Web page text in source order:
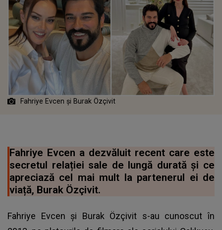
Fahriye Evcen și Burak Özçivit
Fahriye Evcen a dezvăluit recent care este
secretul relației sale de lungă durată și ce
apreciază cel mai mult la partenerul ei de
viață, Burak Özçivit.
Fahriye Evcen și Burak Özçivit s-au cunoscut în